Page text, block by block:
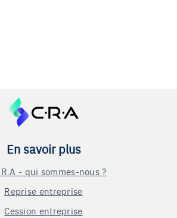
En savoir plus
- qui sommes-nous ?
Reprise entreprise
Cession entreprise